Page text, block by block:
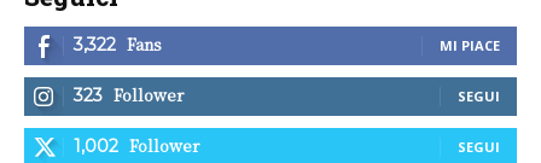
3,322 Fans MI PIACE
323 Follower SEGUI
1,002 Follower SEGUI